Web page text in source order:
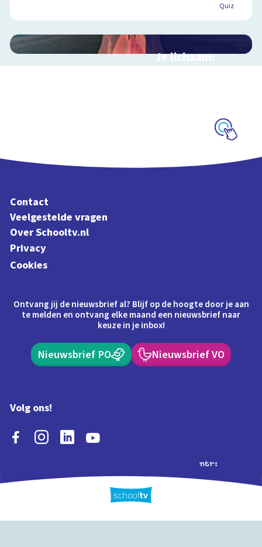
Quiz
Je lichaam:
organen
Contact
Veelgestelde vragen
Over Schooltv.nl
Privacy
Cookies
Ontvang jij de nieuwsbrief al? Blijf op de hoogte door je aan
te melden en ontvang elke maand een nieuwsbrief naar
keuze in je inbox!
Nieuwsbrief PO Nieuwsbrief VO
Volg ons!